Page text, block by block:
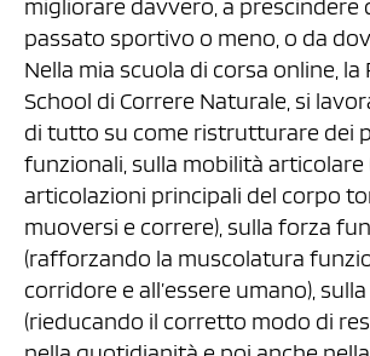
migliorare davvero, a prescindere
passato sportivo o meno, o da
Nella mia scuola di corsa online, la
School di Correre Naturale, si
di tutto su come ristrutturare dei
funzionali, sulla mobilità articolare
articolazioni principali del corpo
muoversi e correre), sulla forza
(rafforzando la muscolatura
corridore e all’essere umano),
(rieducando il corretto modo di